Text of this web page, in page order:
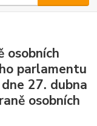
osobních
parlamentu
27. dubna
osobních